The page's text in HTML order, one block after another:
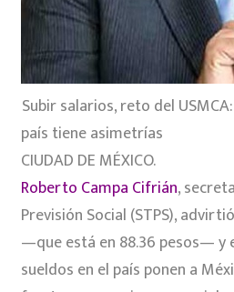
Subir salarios, reto del
país tiene asimetrías
CIUDAD DE MÉXICO.
Roberto Campa Cifrián,
Previsión Social (STPS),
—que está en 88.36 pesos— y
sueldos en el país ponen a